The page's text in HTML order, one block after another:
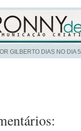
GILBERTO DIAS NO DIA